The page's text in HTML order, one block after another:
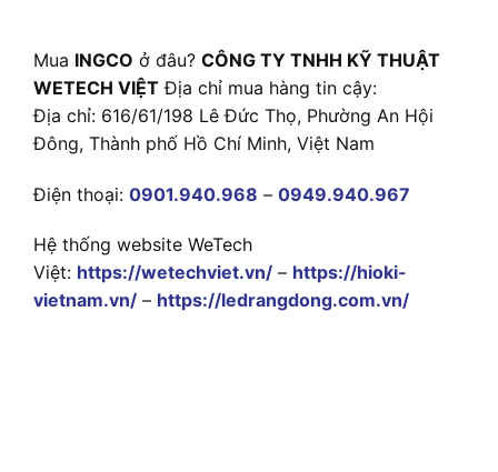
Mua INGCO ở đâu? CÔNG TY TNHH KỸ THUẬT
WETECH VIỆT Địa chỉ mua hàng tin cậy:
Địa chỉ: 616/61/198 Lê Đức Thọ, Phường An Hội
Đông, Thành phố Hồ Chí Minh, Việt Nam
Điện thoại: 0901.940.968 – 0949.940.967
Hệ thống website WeTech
Việt: https://wetechviet.vn/ – https://hioki-
vietnam.vn/ – https://ledrangdong.com.vn/